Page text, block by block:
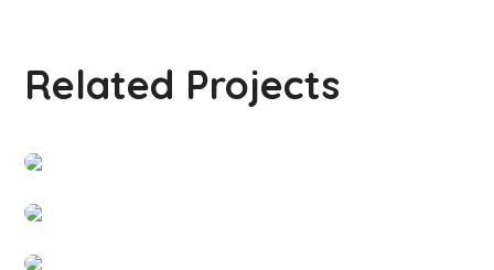
Related Projects
ChefPanda